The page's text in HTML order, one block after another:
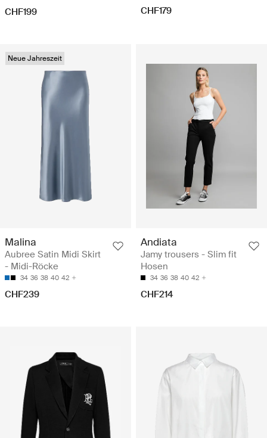
CHF199 CHF179
Neue Jahreszeit
Malina
Aubree Satin Midi Skirt
- Midi-Röcke
34 36 38 40 42
CHF239
Andiata
Jamy trousers - Slim fit
Hosen
34 36 38 40 42
CHF214